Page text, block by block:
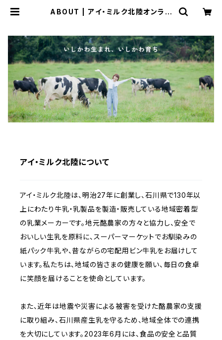
ABOUT | アイ・ミルク北陸オンライ
アイ・ミルク北陸について
アイ・ミルク北陸は、明治27年に創業し、石川県で130年以
上にわたり牛乳・乳製品を製造・販売している地域密着型
の乳業メーカーです。地元酪農家の方々と協力し、安全で
おいしい生乳を原料に、スーパーマーケットでお馴染みの
紙パック牛乳や、昔ながらの宅配用ビン牛乳をお届けして
います。私たちは、地域の皆さまの健康を願い、毎日の食卓
に笑顔を届けることを使命としています。
また、近年は地震や災害による被害を受けた酪農家の支援
に取り組み、石川県産生乳を守るため、地域全体での連携
を大切にしています。2023年6月には、食品の安全と品質